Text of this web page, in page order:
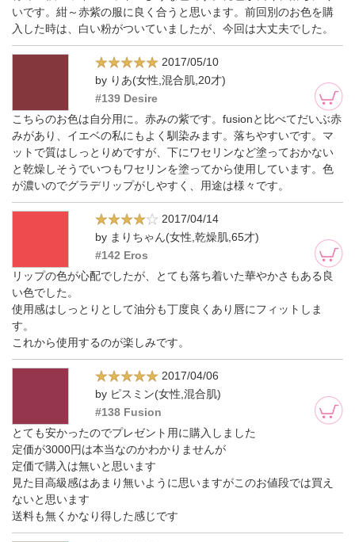
いです。紺～赤紫の服に良く合うと思います。前回別のお色を購
入した時は、白い粉がついていましたが、今回は大丈夫でした。
2017/05/10
by りあ(女性,混合肌,20才)
#139 Desire
こちらのお色は自分用に。赤みの紫です。fusionと比べてだいぶ赤
みがあり、イエベの私にもよく馴染みます。落ちやすいです。マ
ットで質はしっとりめですが、下にワセリンなど塗っておかない
と乾燥しそうでいつもワセリンを塗ってから使用しています。色
が濃いのでグラデリップがしやすく、用途は様々です。
2017/04/14
by まりちゃん(女性,乾燥肌,65才)
#142 Eros
リップの色が心配でしたが、とても落ち着いた華やかさもある良
い色でした。
使用感はしっとりとして油分も丁度良くあり唇にフィットしま
す。
これから使用するのが楽しみです。
2017/04/06
by ピスミン(女性,混合肌)
#138 Fusion
とても安かったのでプレゼント用に購入しました
定価が3000円は本当なのかわかりませんが
定価で購入は無いと思います
見た目高級感はあまり無いように思いますがこのお値段では買え
ないと思います
送料も無くかなり得した感じです